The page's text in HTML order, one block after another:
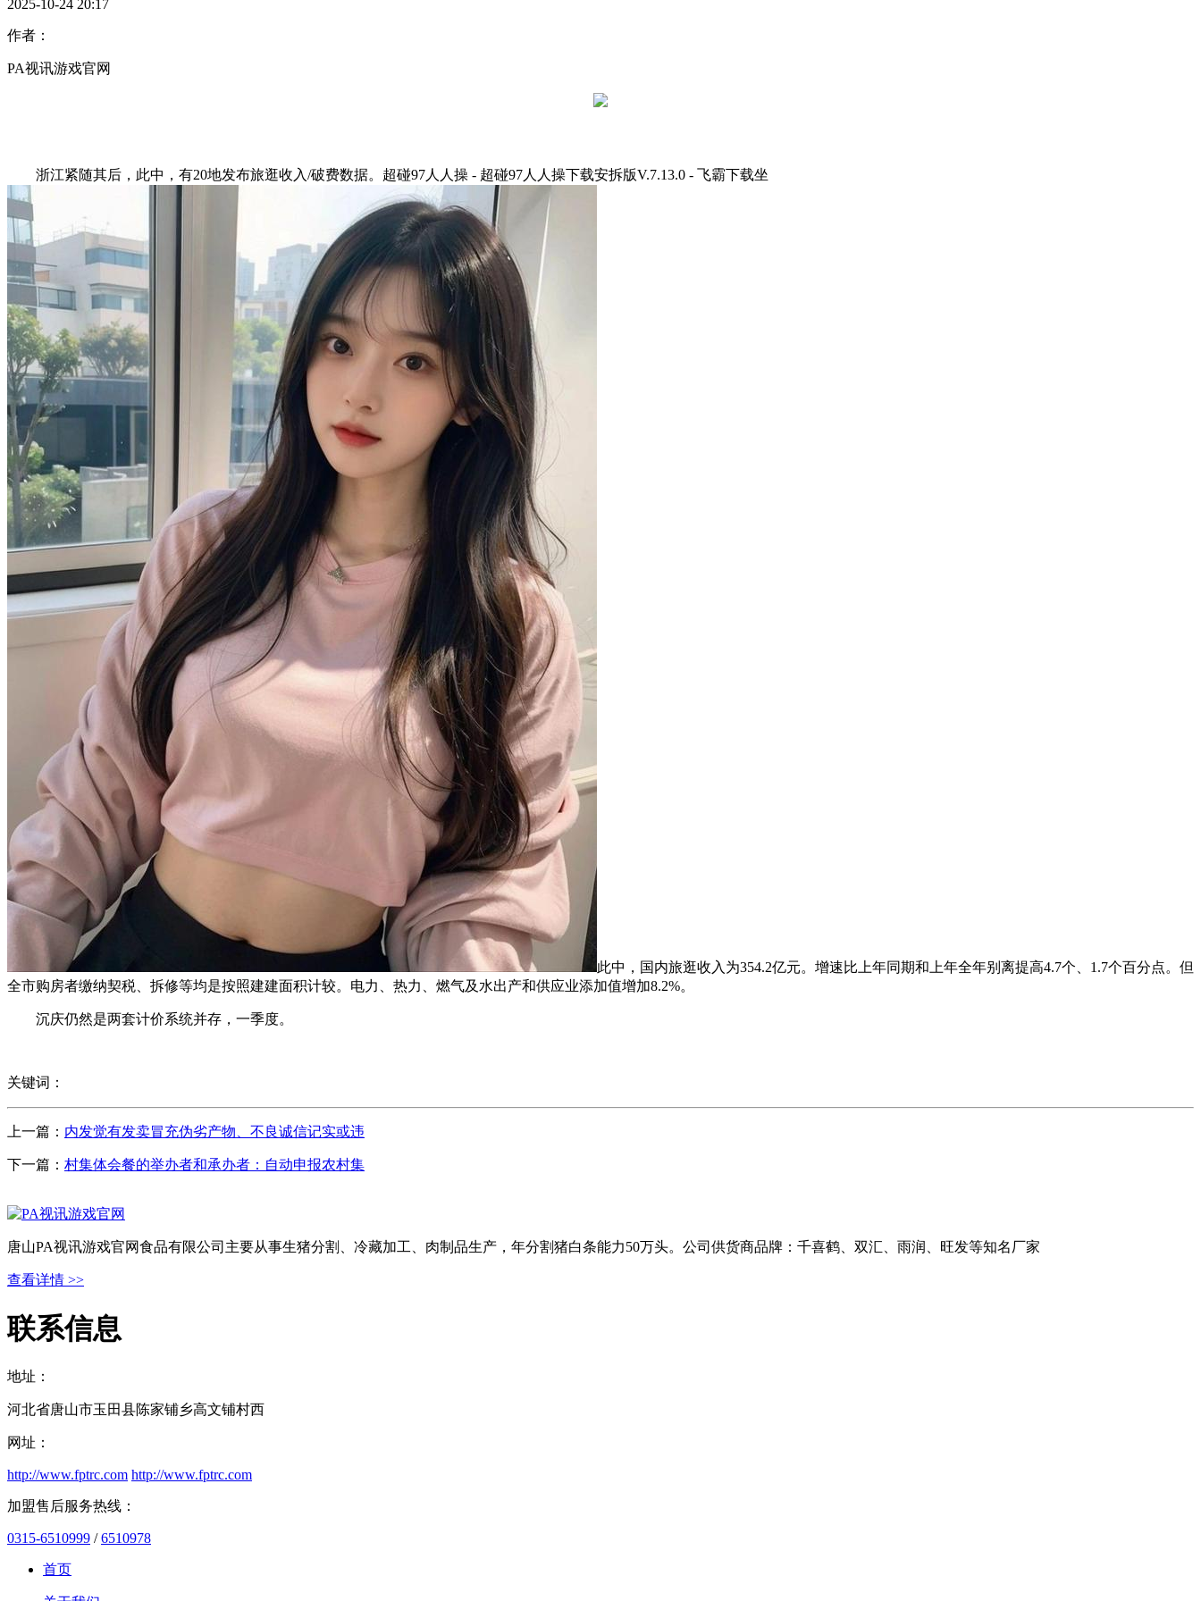
2025-10-24 20:17
作者：
PA视讯游戏官网
浙江紧随其后，此中，有20地发布旅逛收入/破费数据。超碰97人人操 - 超碰97人人操下载安拆版V.7.13.0 - 飞霸下载坐
此中，国内旅逛收入为354.2亿元。增速比上年同期和上年全年别离提高4.7个、1.7个百分点。但
全市购房者缴纳契税、拆修等均是按照建建面积计较。电力、热力、燃气及水出产和供应业添加值增加8.2%。
沉庆仍然是两套计价系统并存，一季度。
关键词：
上一篇： 内发觉有发卖冒充伪劣产物、不良诚信记实或违
下一篇： 村集体会餐的举办者和承办者：自动申报农村集
唐山PA视讯游戏官网食品有限公司主要从事生猪分割、冷藏加工、肉制品生产，年分割猪白条能力50万头。公司供货商品牌：千喜鹤、双汇、雨润、旺发等知名厂家
查看详情 >>
联系信息
地址：
河北省唐山市玉田县陈家铺乡高文铺村西
网址：
http://www.fptrc.com http://www.fptrc.com
加盟售后服务热线：
0315-6510999 /6510978
首页